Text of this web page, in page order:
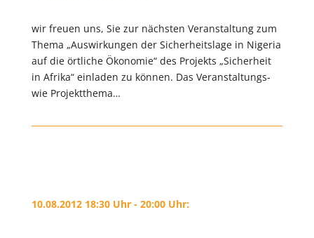
wir freuen uns, Sie zur nächsten Veranstaltung zum
Thema „Auswirkungen der Sicherheitslage in Nigeria
auf die örtliche Ökonomie“ des Projekts „Sicherheit
in Afrika“ einladen zu können. Das Veranstaltungs-
wie Projektthema…
10.08.2012 18:30 Uhr - 20:00 Uhr: